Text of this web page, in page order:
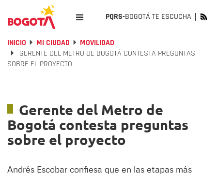
PQRS-BOGOTÁ TE ESCUCHA
INICIO MI CIUDAD
MOVILIDAD
GERENTE DEL METRO DE BOGOTÁ CONTESTA PREGUNTAS
SOBRE EL PROYECTO
Gerente del Metro de
Bogotá contesta preguntas
sobre el proyecto
Andrés Escobar confiesa que en las etapas más